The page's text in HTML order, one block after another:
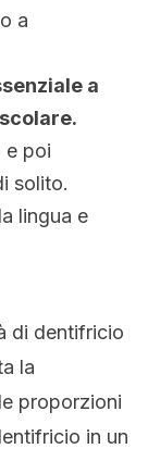
a
a
e poi
solito.
lingua e
di dentifricio
la
proporzioni
in un